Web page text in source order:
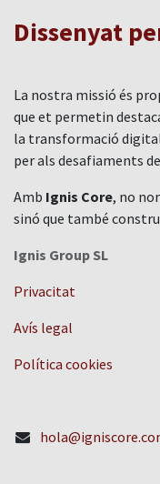
Dissenyat
La nostra missió és
que et permetin
la transformació
per als desafiaments
Amb Ignis Core, no
sinó que també
Ignis Group SL
Privacitat
Avís legal
Política cookies